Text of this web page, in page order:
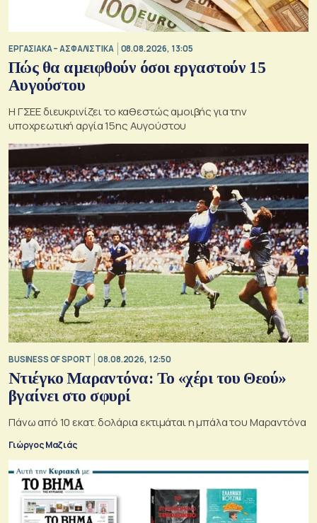
ΕΡΓΑΣΙΑΚΑ – ΑΣΦΑΛΙΣΤΙΚΑ 08.08.2026, 13:05
Πώς θα αμειφθούν όσοι εργαστούν 15
Αυγούστου
Η ΓΣΕΕ διευκρινίζει το καθεστώς αμοιβής για την
υποχρεωτική αργία 15ης Αυγούστου
BUSINESS OF SPORT 08.08.2026, 12:50
Ντιέγκο Μαραντόνα: Το «χέρι του Θεού»
βγαίνει στο σφυρί
Πάνω από 10 εκατ. δολάρια εκτιμάται η μπάλα του Μαραντόνα
Γιώργος Μαζιάς